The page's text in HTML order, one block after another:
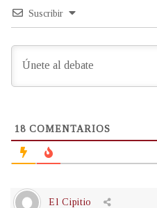
Suscribir
18 COMENTARIOS
El Cipitio